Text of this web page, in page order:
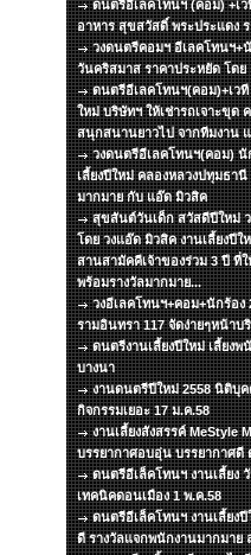
ดนตรีอีเลคโทนฯ (คอม) +เว
อาหาร สุขสวัสดิ์ พระประแดง
วงดนตรีคอมฯ อีเลคโทนฯ+
วันคริสมาส ราคาประหยัด โดย
ดนตรีอีเลคโทนฯ(คอม)+เว
ใหม่ บริษัทฯ ให้เช่ารถเจาะขุด
สนุกสนานยาวไป จากทีมงาน
วงดนตรีอีเลคโทนฯ(คอม) นั
เลี้ยงปีใหม่ คลองหลวงปทุมธา
มากมาย กับ แอ๊ด มิวสิค
สุขสันต์วันเด็ก สวัสดีปีใหม่
โดย วงแอ๊ด มิวสิค งานเลี้ยงปี
สานสามัคคีเจ้าของร่วม 3 ปี ที่
พร้อมรางวัลมากมาย...
วงอีเลคโทนฯ+คอม+นักร้อง
รามอินทรา 117 จัดง่ายๆหน้าบ
ดนตรีงานเลี้ยงปีใหม่ เลี้ยง
บางนา
งานดนตรีปีใหม่ 2558 นิติบุ
กิจกรรมเยอะ 17 ม.ค.58
งานเลี้ยงสังสรรค์ MeStyle
บรรยากาศอบอุ่น บรรยากาศ
ดนตรีอีเล็คโทนฯ งานเลี้ยง
เทคนิคดอนเมือง 1 พ.ค.58
ดนตรีอีเล็คโทนฯ งานเลี้ยง
ดี รางวัลแจกพนักงานมากมา